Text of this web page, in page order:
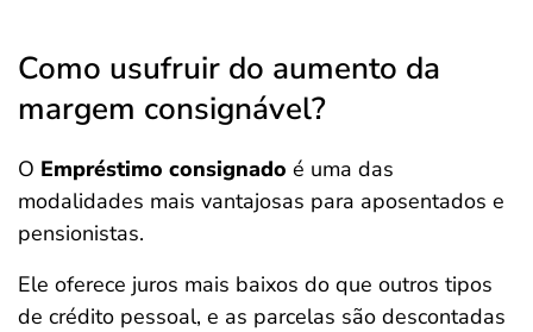
Como usufruir do aumento da
margem consignável?
O Empréstimo consignado é uma das
modalidades mais vantajosas para aposentados e
pensionistas.
Ele oferece juros mais baixos do que outros tipos
de crédito pessoal, e as parcelas são descontadas